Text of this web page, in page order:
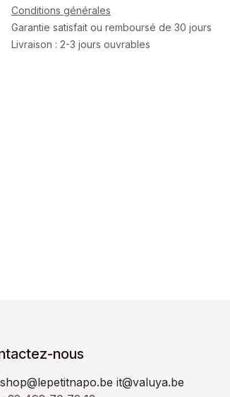
Conditions générales
Garantie satisfait ou remboursé de 30 jours
Livraison : 2-3 jours ouvrables
nous
shop@lepetitnapo.be it@valuya.be